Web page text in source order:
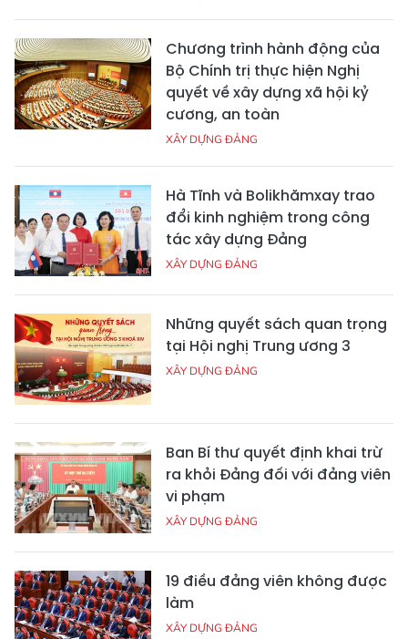
Chương trình hành động của
Bộ Chính trị thực hiện Nghị
quyết về xây dựng xã hội kỷ
cương, an toàn
XÂY DỰNG ĐẢNG
Hà Tĩnh và Bolikhămxay trao
đổi kinh nghiệm trong công
tác xây dựng Đảng
XÂY DỰNG ĐẢNG
Những quyết sách quan trọng
tại Hội nghị Trung ương 3
XÂY DỰNG ĐẢNG
Ban Bí thư quyết định khai trừ
ra khỏi Đảng đối với đảng viên
vi phạm
XÂY DỰNG ĐẢNG
19 điều đảng viên không được
làm
XÂY DỰNG ĐẢNG